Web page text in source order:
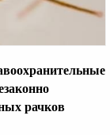
рачков